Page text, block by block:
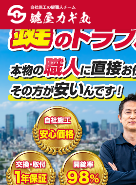
糸田町の鍵屋